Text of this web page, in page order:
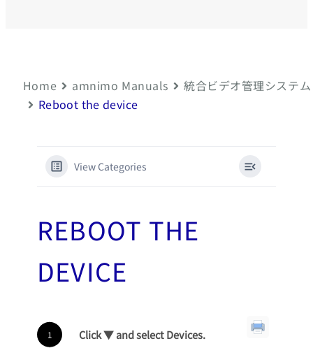
Home amnimo Manuals
統合ビデオ管理システム
Reboot the device
View Categories
REBOOT THE
DEVICE
Click ▼ and select Devices.